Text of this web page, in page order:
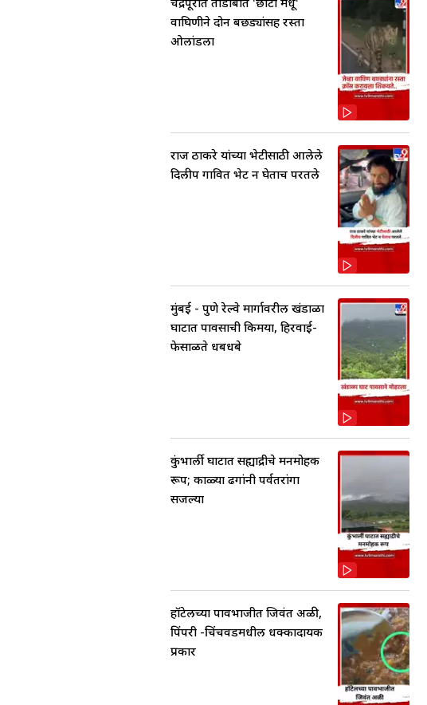
वाघिणीने दोन बछड्यांसह रस्ता
ओलांडला
राज ठाकरे यांच्या भेटीसाठी आलेले
दिलीप गावित भेट न घेताच परतले
मुंबई - पुणे रेल्वे मार्गावरील खंडाळा
घाटात पावसाची किमया, हिरवाई-
फेसाळते धबधबे
कुंभार्ली घाटात सह्याद्रीचे मनमोहक
रूप; काळ्या ढगांनी पर्वतरांगा
सजल्या
हॉटेलच्या पावभाजीत जिवंत अळी,
पिंपरी -चिंचवडमधील धक्कादायक
प्रकार